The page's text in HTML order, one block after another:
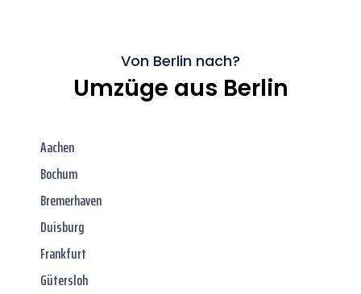
Von Berlin nach?
Umzüge aus Berlin
Aachen
Bochum
Bremerhaven
Duisburg
Frankfurt
Gütersloh